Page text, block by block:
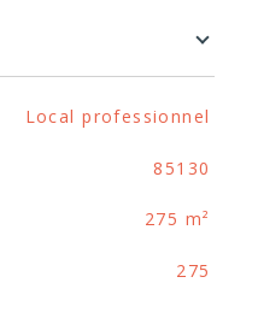
ValeursLocal professionnel
85130
275 m²
275